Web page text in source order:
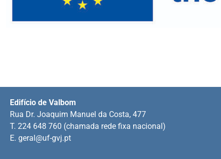
Edifício de Valbom
Rua Dr. Joaquim Manuel da Costa, 477
T. 224 648 760 (chamada rede fixa nacional)
E. geral@uf-gvj.pt